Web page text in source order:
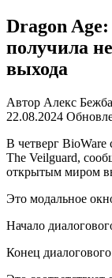
Dragon
получила
выхода
Автор Алекс
22.08.2024
В четверг
The Veilguard,
открытым миром
Это модальное
Начало
Конец